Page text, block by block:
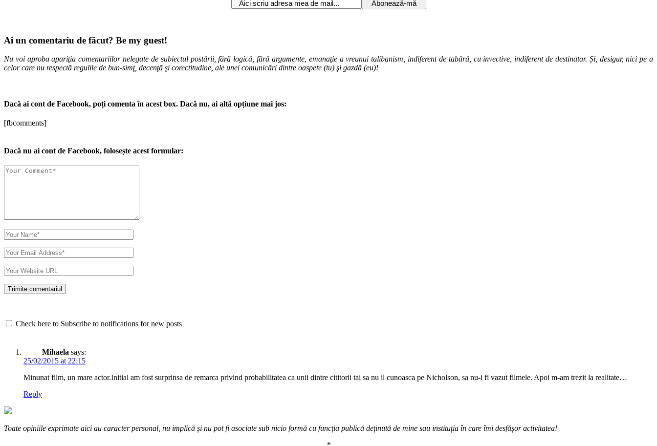
Ai un comentariu de făcut? Be my guest!
Nu voi aproba apariţia comentariilor nelegate de subiectul postării, fără logică, fără argumente, emanaţie a vreunui talibanism, indiferent de tabără, cu invective, indiferent de destinatar. Și, desigur, nici pe a
celor care nu respectă regulile de bun-simţ, decenţă şi corectitudine, ale unei comunicări dintre oaspete (tu) şi gazdă (eu)!
Dacă ai cont de Facebook, poți comenta în acest box. Dacă nu, ai altă opțiune mai jos:
[fbcomments]
Dacă nu ai cont de Facebook, folosește acest formular:
Check here to Subscribe to notifications for new posts
Mihaela says:
25/02/2015 at 22:15
Minunat film, un mare actor.Initial am fost surprinsa de remarca privind probabilitatea ca unii dintre cititorii tai sa nu il cunoasca pe Nicholson, sa nu-i fi vazut filmele. Apoi m-am trezit la realitate…
Reply
Toate opiniile exprimate aici au caracter personal, nu implică și nu pot fi asociate sub nicio formă cu funcția publică deținută de mine sau instituția în care îmi desfășor activitatea!